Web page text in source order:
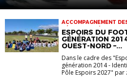
ACCOMPAGNEMENT
DÉTECTIONS | INFOS-
DES CLUBS
ESPOIRS DU
GÉNÉRATION
OUEST-NORD –...
Dans le cadre des
génération 2014 -
Pôle Espoirs 2027" par